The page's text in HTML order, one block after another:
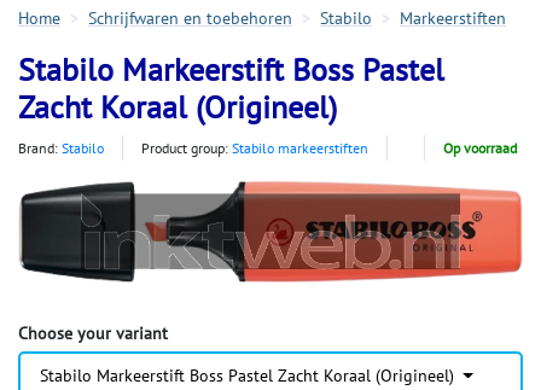
Home Schrijfwaren en toebehoren Stabilo Markeerstiften
Stabilo Markeerstift Boss Pastel
Zacht Koraal (Origineel)
Brand: Stabilo Product group: Stabilo markeerstiften Op voorraad
Choose your variant
Stabilo Markeerstift Boss Pastel Zacht Koraal (Origineel)